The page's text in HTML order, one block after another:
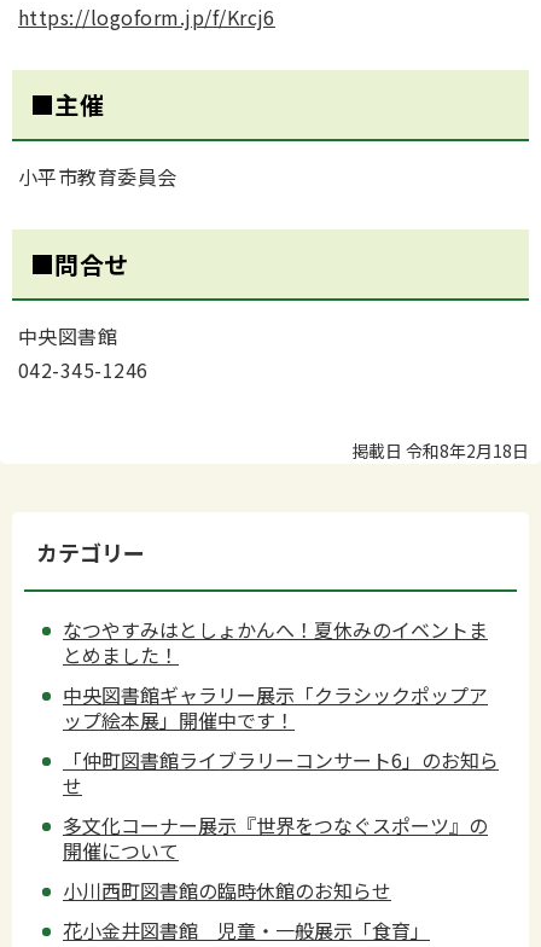
https://logoform.jp/f/Krcj6
■主催
小平市教育委員会
■問合せ
中央図書館
042-345-1246
掲載日 令和8年2月18日
カテゴリー
なつやすみはとしょかんへ！夏休みのイベントま
とめました！
中央図書館ギャラリー展示「クラシックポップア
ップ絵本展」開催中です！
「仲町図書館ライブラリーコンサート6」のお知ら
せ
多文化コーナー展示『世界をつなぐスポーツ』の
開催について
小川西町図書館の臨時休館のお知らせ
花小金井図書館 児童・一般展示「食育」